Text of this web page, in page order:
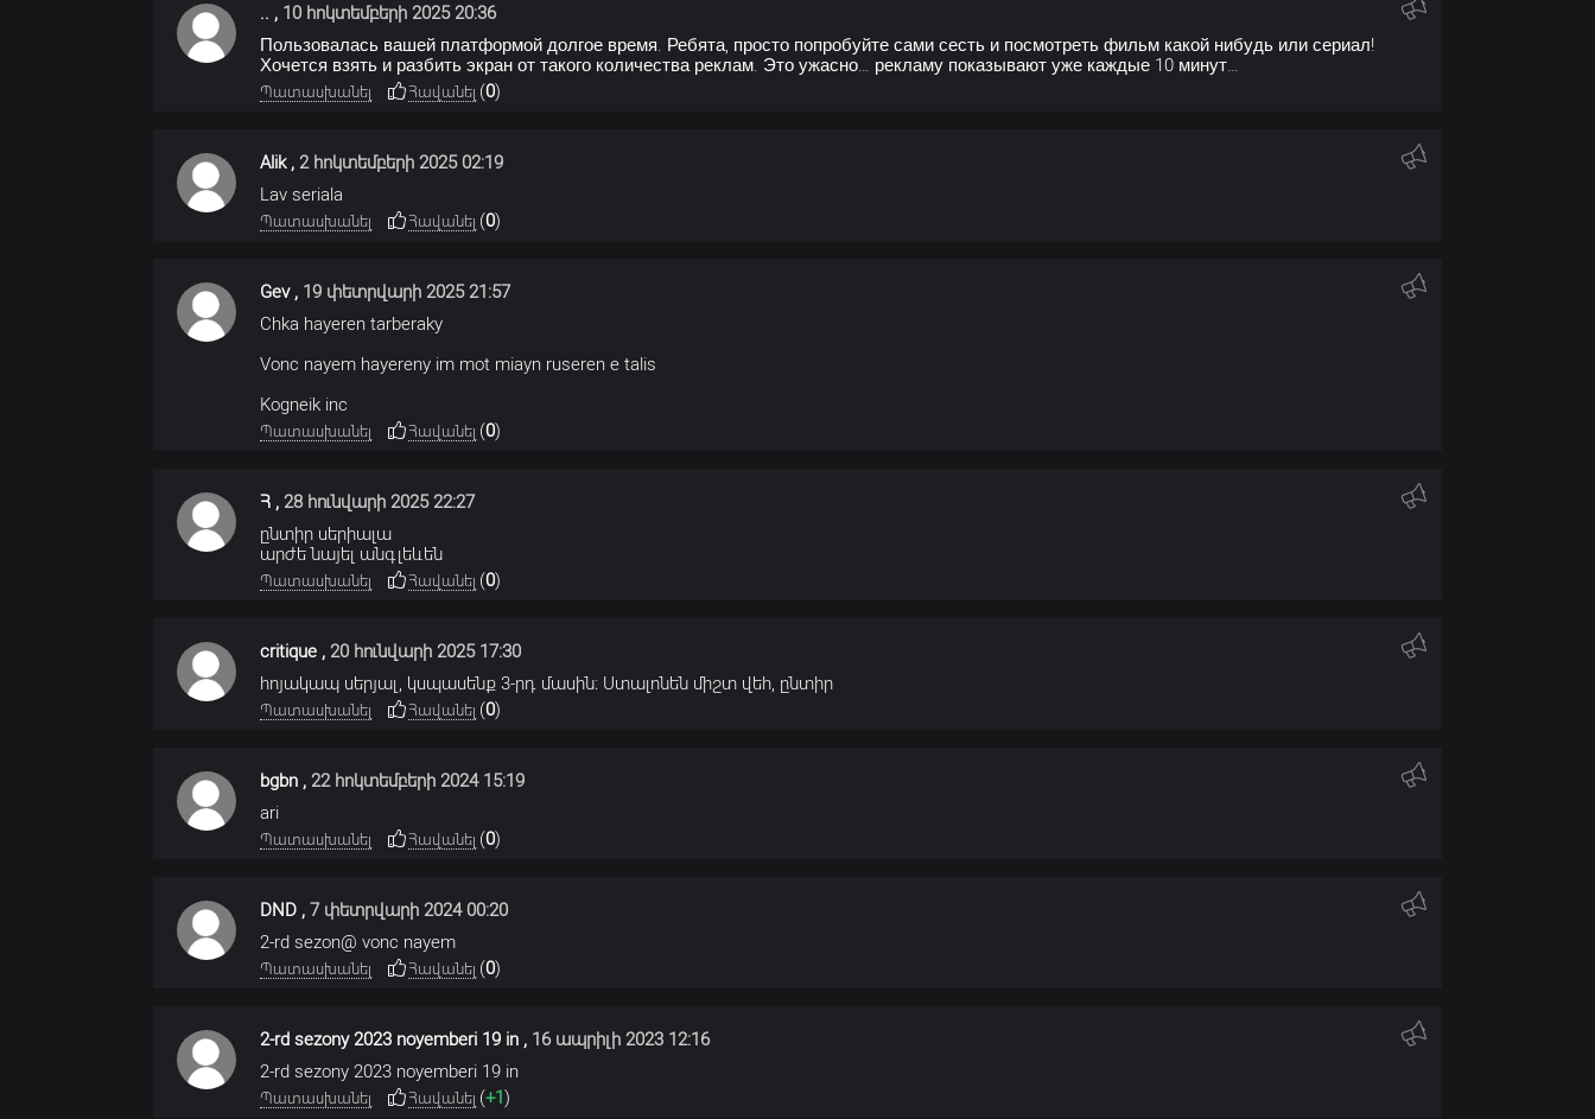
.. , 10 հոկտեմբերի 2025 20:36
Պատասխանել Հավանել (0)
Пользовалась вашей платформой долгое время. Ребята, просто попробуйте сами сесть и посмотреть фильм какой нибудь или сериал!
Хочется взять и разбить экран от такого количества реклам. Это ужасно… рекламу показывают уже каждые 10 минут…
Alik , 2 հոկտեմբերի 2025 02:19
Պատասխանել Հավանել (0)
Lav seriala
Gev , 19 փետրվարի 2025 21:57
Պատասխանել Հավանել (0)
Chka hayeren tarberaky
Vonc nayem hayereny im mot miayn ruseren e talis
Kogneik inc
Հ , 28 հունվարի 2025 22:27
Պատասխանել Հավանել (0)
ընտիր սերիալա
արժե նայել անգլեևեն
critique , 20 հունվարի 2025 17:30
Պատասխանել Հավանել (0)
հոյակապ սերյալ, կսպասենք 3-րդ մասին։ Ստալոնեն միշտ վեհ, ընտիր
bgbn , 22 հոկտեմբերի 2024 15:19
Պատասխանել Հավանել (0)
ari
DND , 7 փետրվարի 2024 00:20
Պատասխանել Հավանել (0)
2-rd sezon@ vonc nayem
2-rd sezony 2023 noyemberi 19 in , 16 ապրիլի 2023 12:16
Պատասխանել Հավանել (+1)
2-rd sezony 2023 noyemberi 19 in